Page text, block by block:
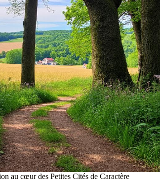
au cœur des Petites Cités de Caractère